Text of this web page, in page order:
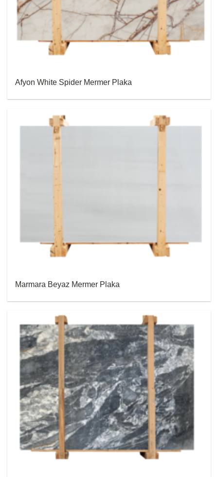
Afyon White Spider Mermer Plaka
Marmara Beyaz Mermer Plaka